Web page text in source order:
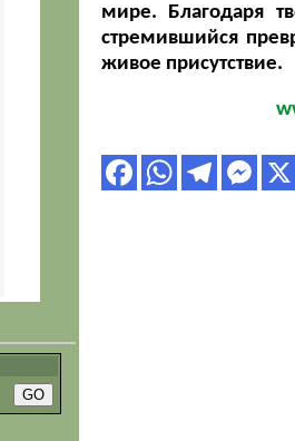
мире. Благодаря
стремившийся
живое присутствие.